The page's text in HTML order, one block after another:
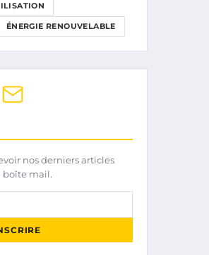
ÉNERGIE RENOUVELABLE
nos derniers articles
boîte mail.